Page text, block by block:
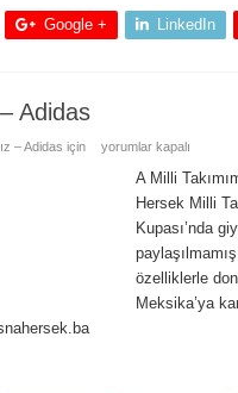
Google + LinkedIn
Adidas
– Adidas için yorumlar kapalı
A Milli
Hersek Milli
Kupası’nda
özelliklerle
Meksika’ya